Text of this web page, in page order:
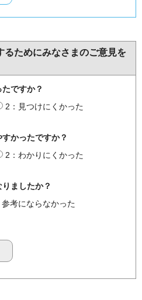
るためにみなさまのご意見を
ですか？
2：見つけにくかった
かったですか？
2：わかりにくかった
ましたか？
考にならなかった